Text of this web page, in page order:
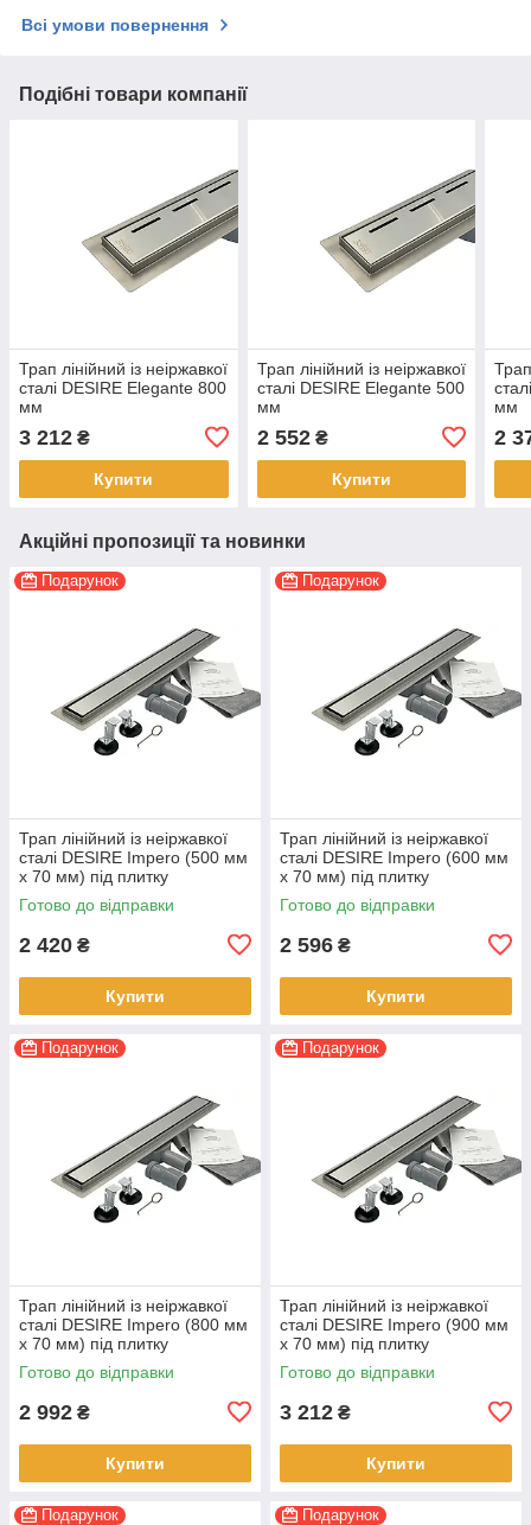
Всі умови повернення
Подібні товари компанії
Трап лінійний із неіржавкої
сталі DESIRE Elegante 800
мм
3 212 ₴
Купити
Трап лінійний із неіржавкої
сталі DESIRE Elegante 500
мм
2 552₴
Купити
Трап
мм
2
Акційні пропозиції та новинки
Подарунок
Трап лінійний із неіржавкої
сталі DESIRE Impero (500 мм
х 70 мм) під плитку
Готово до відправки
2 420 ₴
Купити
Подарунок
Трап лінійний із неіржавкої
сталі DESIRE Impero (600 мм
х 70 мм) під плитку
Готово до відправки
2 596 ₴
Купити
Подарунок
Трап лінійний із неіржавкої
сталі DESIRE Impero (800 мм
х 70 мм) під плитку
Готово до відправки
2 992 ₴
Купити
Подарунок
Трап лінійний із неіржавкої
сталі DESIRE Impero (900 мм
х 70 мм) під плитку
Готово до відправки
3 212 ₴
Купити
Подарунок Подарунок